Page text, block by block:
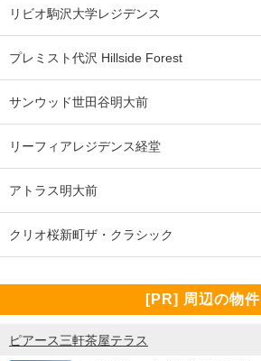
リビオ駒沢大学レジデンス
プレミスト代沢 Hillside Forest
サンウッド世田谷明大前
リーフィアレジデンス経堂
アトラス明大前
クリオ桜新町ザ・クラシック
[PR] 周辺の物件
ピアース三軒茶屋テラス